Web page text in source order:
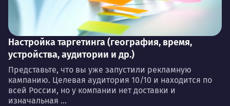
Настройка таргетинга (география, время,
устройства, аудитории и др.)
Представьте, что вы уже запустили рекламную
кампанию. Целевая аудитория 10/10 и находится по
всей России, но у компании нет доставки и
изначальная ...